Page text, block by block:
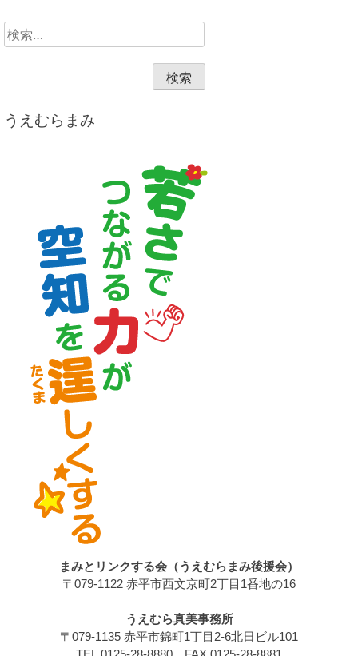
検
索:
うえむらまみ
まみとリンクする会（うえむらまみ後援会）
〒079-1122 赤平市西文京町2丁目1番地の16
うえむら真美事務所
〒079-1135 赤平市錦町1丁目2-6北日ビル101